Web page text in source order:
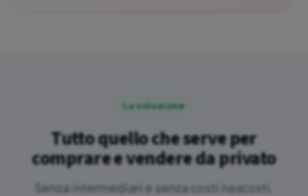
La soluzione
Tutto quello che serve per
comprare e vendere da privato
Senza intermediari e senza costi nascosti.